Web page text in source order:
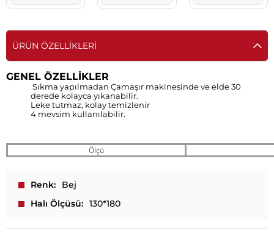
ÜRÜN ÖZELLIKLERI
GENEL ÖZELLİKLER
Sıkma yapılmadan Çamaşır makinesinde ve elde 30
derede kolayca yıkanabilir.
Leke tutmaz, kolay temizlenir
4 mevsim kullanılabilir.
Ölçü
Renk
Bej
Halı Ölçüsü
130*180